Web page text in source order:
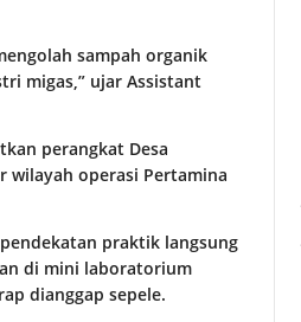
sampah organik
migas,” ujar Assistant
perangkat Desa
wilayah operasi Pertamina
pendekatan praktik langsung
di mini laboratorium
dianggap sepele.